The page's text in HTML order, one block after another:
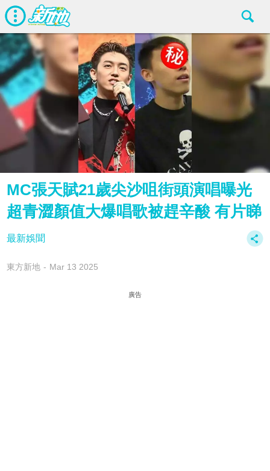
MC張天賦21歲尖沙咀街頭演唱曝光
超青澀顏值大爆唱歌被趕辛酸 有片睇
最新娛聞
東方新地 Mar 13 2025
廣告